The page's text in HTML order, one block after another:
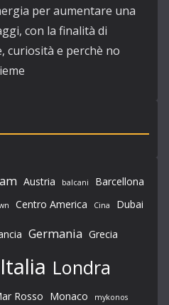
per aumentare una
con la finalità di
curiosità e perchè no
Austria balcani
Barcellona
Centro America Cina Dubai
Germania Grecia
Italia Londra
Rosso Monaco mykonos